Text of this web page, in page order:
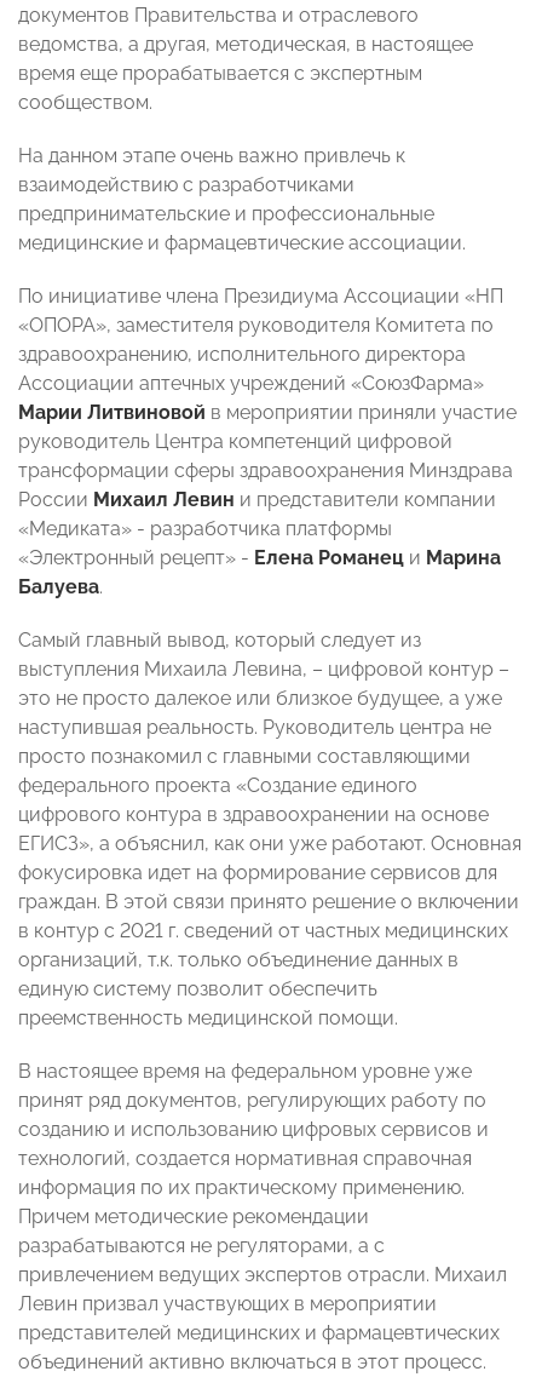
документов Правительства и отраслевого
ведомства, а другая, методическая, в настоящее
время еще прорабатывается с экспертным
сообществом.
На данном этапе очень важно привлечь к
взаимодействию с разработчиками
предпринимательские и профессиональные
медицинские и фармацевтические ассоциации.
По инициативе члена Президиума Ассоциации «НП
«ОПОРА», заместителя руководителя Комитета по
здравоохранению, исполнительного директора
Ассоциации аптечных учреждений «СоюзФарма»
Марии Литвиновой в мероприятии приняли участие
руководитель Центра компетенций цифровой
трансформации сферы здравоохранения Минздрава
России Михаил Левин и представители компании
«Медиката» - разработчика платформы
«Электронный рецепт» - Елена Романец и Марина
Балуева.
Самый главный вывод, который следует из
выступления Михаила Левина, – цифровой контур –
это не просто далекое или близкое будущее, а уже
наступившая реальность. Руководитель центра не
просто познакомил с главными составляющими
федерального проекта «Создание единого
цифрового контура в здравоохранении на основе
ЕГИСЗ», а объяснил, как они уже работают. Основная
фокусировка идет на формирование сервисов для
граждан. В этой связи принято решение о включении
в контур с 2021 г. сведений от частных медицинских
организаций, т.к. только объединение данных в
единую систему позволит обеспечить
преемственность медицинской помощи.
В настоящее время на федеральном уровне уже
принят ряд документов, регулирующих работу по
созданию и использованию цифровых сервисов и
технологий, создается нормативная справочная
информация по их практическому применению.
Причем методические рекомендации
разрабатываются не регуляторами, а с
привлечением ведущих экспертов отрасли. Михаил
Левин призвал участвующих в мероприятии
представителей медицинских и фармацевтических
объединений активно включаться в этот процесс.